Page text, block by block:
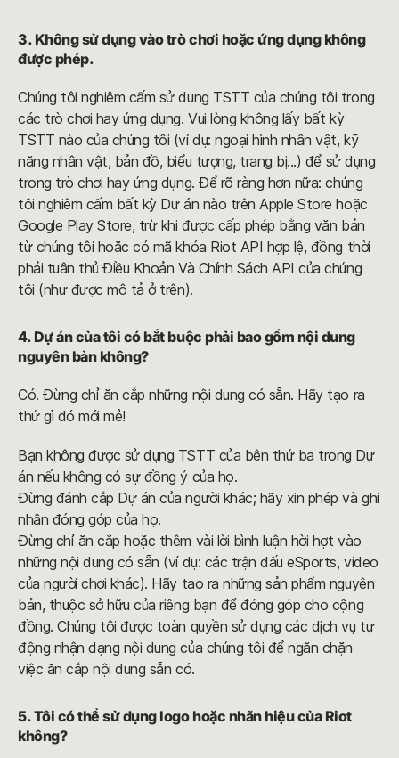
3. Không sử dụng vào trò chơi hoặc ứng dụng không
được phép.
Chúng tôi nghiêm cấm sử dụng TSTT của chúng tôi trong
các trò chơi hay ứng dụng. Vui lòng không lấy bất kỳ
TSTT nào của chúng tôi (ví dụ: ngoại hình nhân vật, kỹ
năng nhân vật, bản đồ, biểu tượng, trang bị...) để sử dụng
trong trò chơi hay ứng dụng. Để rõ ràng hơn nữa: chúng
tôi nghiêm cấm bất kỳ Dự án nào trên Apple Store hoặc
Google Play Store, trừ khi được cấp phép bằng văn bản
từ chúng tôi hoặc có mã khóa Riot API hợp lệ, đồng thời
phải tuân thủ Điều Khoản Và Chính Sách API của chúng
tôi (như được mô tả ở trên).
4. Dự án của tôi có bắt buộc phải bao gồm nội dung
nguyên bản không?
Có. Đừng chỉ ăn cắp những nội dung có sẵn. Hãy tạo ra
thứ gì đó mới mẻ!
Bạn không được sử dụng TSTT của bên thứ ba trong Dự
án nếu không có sự đồng ý của họ.
Đừng đánh cắp Dự án của người khác; hãy xin phép và ghi
nhận đóng góp của họ.
Đừng chỉ ăn cắp hoặc thêm vài lời bình luận hời hợt vào
những nội dung có sẵn (ví dụ: các trận đấu eSports, video
của người chơi khác). Hãy tạo ra những sản phẩm nguyên
bản, thuộc sở hữu của riêng bạn để đóng góp cho cộng
đồng. Chúng tôi được toàn quyền sử dụng các dịch vụ tự
động nhận dạng nội dung của chúng tôi để ngăn chặn
việc ăn cắp nội dung sẵn có.
5. Tôi có thể sử dụng logo hoặc nhãn hiệu của Riot
không?